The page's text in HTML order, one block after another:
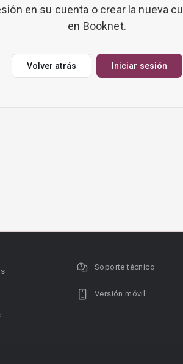
en su cuenta o crear la nueva
en Booknet.
Volver atrás Iniciar sesión
Soporte técnico
Versión móvil